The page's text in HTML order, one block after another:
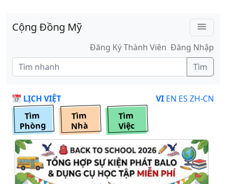
Cộng Đồng Mỹ
menu
Đăng Ký Thành Viên Đăng Nhập
Tìm
LỊCH VIỆT VI EN ES ZH-CN
Tìm
Phòng
Tìm
Nhà
Tìm
Việc